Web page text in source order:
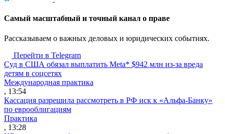
Cамый масштабный и точный канал о праве
Рассказываем о важных деловых и юридических событиях.
Перейти в Telegram
Суд в США обязал выплатить Meta* $942 млн из-за вреда
детям в соцсетях
Международная практика
, 13:54
Кассация разрешила рассмотреть в РФ иск к «Альфа-Банку»
по еврооблигациям
Практика
, 13:28